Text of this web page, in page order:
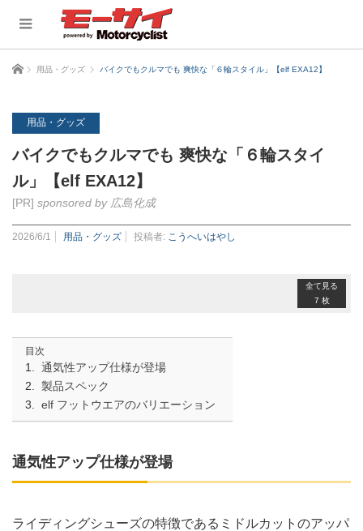
ホーム 用品・グッズ バイクでもクルマでも 爽快な「６輪スタイル」【elf EXA12】
用品・グッズ
バイクでもクルマでも 爽快な「６輪スタイ
ル」【elf EXA12】
[PR] sponsored by 広島化成
2026/6/1 用品・グッズ 投稿者: こうへいはやし
全て見る
7 枚
目次
通気性アップ仕様が登場
製品スペック
elf フットウエアのバリエーション
通気性アップ仕様が登場
ライディングシューズの特徴であるミドルカットのアッパ